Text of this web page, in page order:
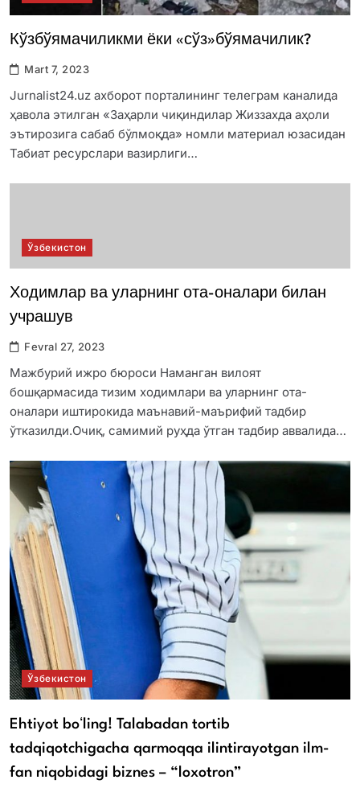
Кўзбўямачиликми ёки «сўз»бўямачилик?
Mart 7, 2023
Jurnalist24.uz ахборот порталининг телеграм каналида
ҳавола этилган «Заҳарли чиқиндилар Жиззахда аҳоли
эътирозига сабаб бўлмоқда» номли материал юзасидан
Табиат ресурслари вазирлиги…
Ўзбекистон
Ходимлар ва уларнинг ота-оналари билан
учрашув
Fevral 27, 2023
Мажбурий ижро бюроси Наманган вилоят
бошқармасида тизим ходимлари ва уларнинг ота-
оналари иштирокида маънавий-маърифий тадбир
ўтказилди.Очиқ, самимий руҳда ўтган тадбир аввалида…
Ўзбекистон
Ehtiyot boʻling! Talabadan tortib
tadqiqotchigacha qarmoqqa ilintirayotgan ilm-
fan niqobidagi biznes – “loxotron”